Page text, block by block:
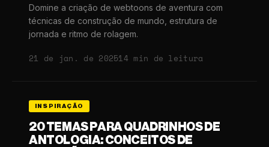
Domine a criação de webtoons de aventura com
técnicas de construção de mundo, estrutura de
jornada e ritmo de rolagem.
21 de jan. de 202514 min de leitura
INSPIRAÇÃO
20 TEMAS PARA QUADRINHOS DE
ANTOLOGIA: CONCEITOS DE